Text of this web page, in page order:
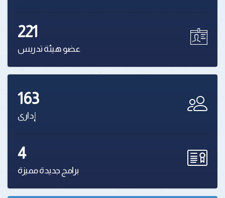
221
عضو هيئة تدريس
163
إدارى
4
برامج جديدة مميزة